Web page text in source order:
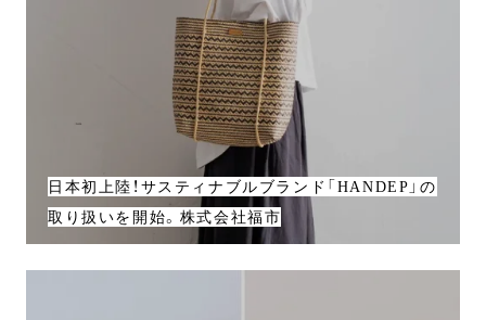
日本初上陸！サスティナブルブランド「HANDEP」の
取り扱いを開始。株式会社福市